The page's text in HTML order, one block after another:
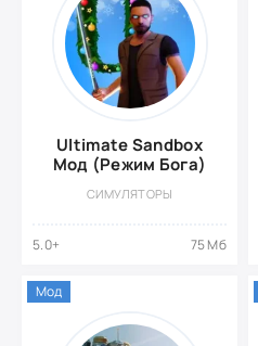
Ultimate Sandbox
Мод (Режим Бога)
СИМУЛЯТОРЫ
5.0+ 75 Мб
Мод